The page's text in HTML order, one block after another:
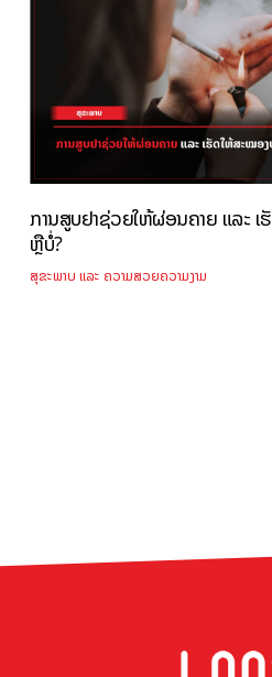
ການສູບຢາຊ່ວຍໃຫ້ຜ່ອນຄາຍ ແລະ
ຫຼືບໍ່?
ສຸຂະພາບ ແລະ ຄວາມສວຍຄວາມງາມ